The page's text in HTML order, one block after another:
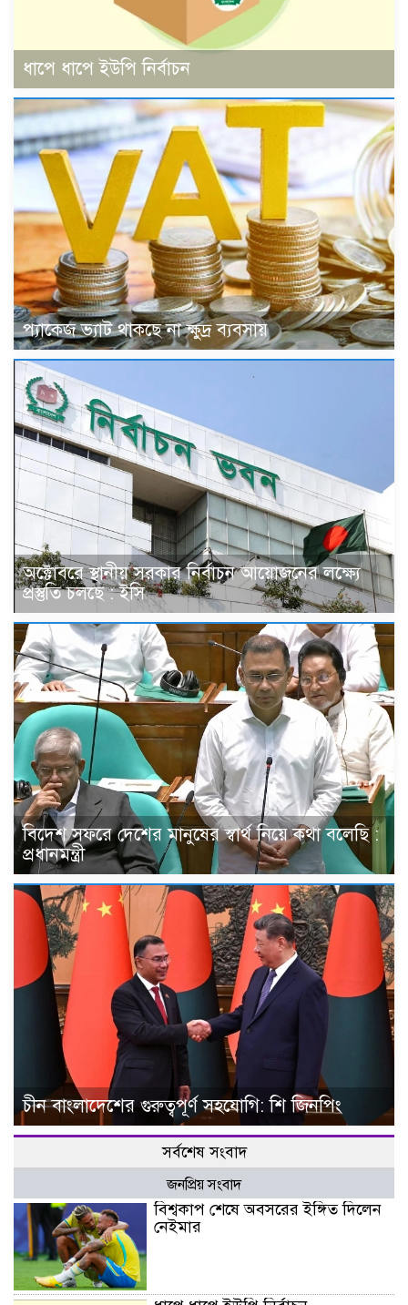
ধাপে ধাপে ইউপি নির্বাচন
প্যাকেজ ভ্যাট থাকছে না ক্ষুদ্র ব্যবসায়
অক্টোবরে স্থানীয় সরকার নির্বাচন আয়োজনের লক্ষ্যে
প্রস্তুতি চলছে : ইসি
বিদেশ সফরে দেশের মানুষের স্বার্থ নিয়ে কথা বলেছি :
প্রধানমন্ত্রী
চীন বাংলাদেশের গুরুত্বপূর্ণ সহযোগি: শি জিনপিং
সর্বশেষ সংবাদ
জনপ্রিয় সংবাদ
বিশ্বকাপ শেষে অবসরের ইঙ্গিত দিলেন
নেইমার